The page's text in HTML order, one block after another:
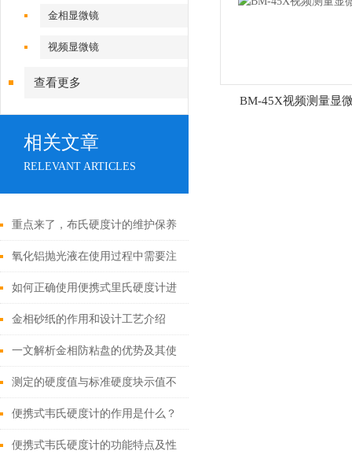
金相显微镜
视频显微镜
查看更多
相关文章
RELEVANT ARTICLES
重点来了，布氏硬度计的维护保养
氧化铝抛光液在使用过程中需要注
意哪些安全事项？
如何正确使用便携式里氏硬度计进
行测量？
金相砂纸的作用和设计工艺介绍
一文解析金相防粘盘的优势及其使
用方法
测定的硬度值与标准硬度块示值不
一致，是什么原因造成的
便携式韦氏硬度计的作用是什么？
又有哪些特点？
便携式韦氏硬度计的功能特点及性
BM-45X视频测量显